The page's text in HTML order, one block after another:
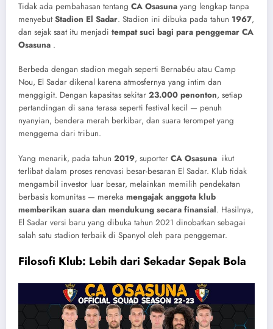
Tidak ada pembahasan tentang CA Osasuna yang lengkap tanpa
menyebutStadion El Sadar. Stadion ini dibuka pada tahun 1967,
dan sejak saat itu menjadi tempat suci bagi para penggemar CA
Osasuna .
Berbeda dengan stadion megah seperti Bernabéu atau Camp
Nou, El Sadar dikenal karena atmosfernya yang intim dan
menggigit. Dengan kapasitas sekitar 23.000 penonton, setiap
pertandingan di sana terasa seperti festival kecil — penuh
nyanyian, bendera merah berkibar, dan suara terompet yang
menggema dari tribun.
Yang menarik, pada tahun 2019, suporter CA Osasuna ikut
terlibat dalam proses renovasi besar-besaran El Sadar. Klub tidak
mengambil investor luar besar, melainkan memilih pendekatan
berbasis komunitas — mereka mengajak anggota klub
memberikan suara dan mendukung secara finansial. Hasilnya,
El Sadar versi baru yang dibuka tahun 2021 dinobatkan sebagai
salah satu stadion terbaik di Spanyol oleh para penggemar.
Filosofi Klub: Lebih dari Sekadar Sepak Bola